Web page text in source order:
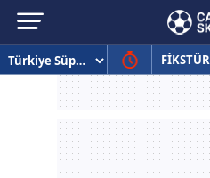
FİKSTÜR